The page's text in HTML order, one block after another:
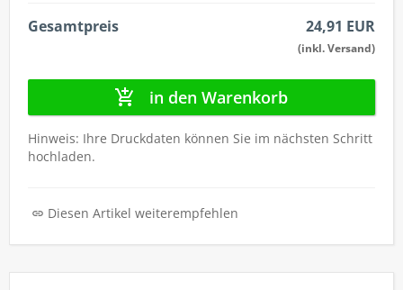
Gesamtpreis 24,91 EUR
(inkl. Versand)
in den Warenkorb
Hinweis: Ihre Druckdaten können Sie im nächsten Schritt
hochladen.
Diesen Artikel weiterempfehlen